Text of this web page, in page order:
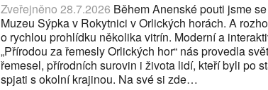
Zveřejněno 28.7.2026 Během Anenské pouti jsme
Muzeu Sýpka v Rokytnici v Orlických horách. A
o rychlou prohlídku několika vitrín. Moderní a
„Přírodou za řemesly Orlických hor“ nás provedla
řemesel, přírodních surovin i života lidí, kteří byli po
spjati s okolní krajinou. Na své si zde…